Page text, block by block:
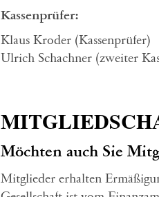
Kassenprüfer:
Klaus Kroder (Kassenprüfer)
Ulrich Schachner (zweiter
Möchten auch Sie
Mitglieder erhalten